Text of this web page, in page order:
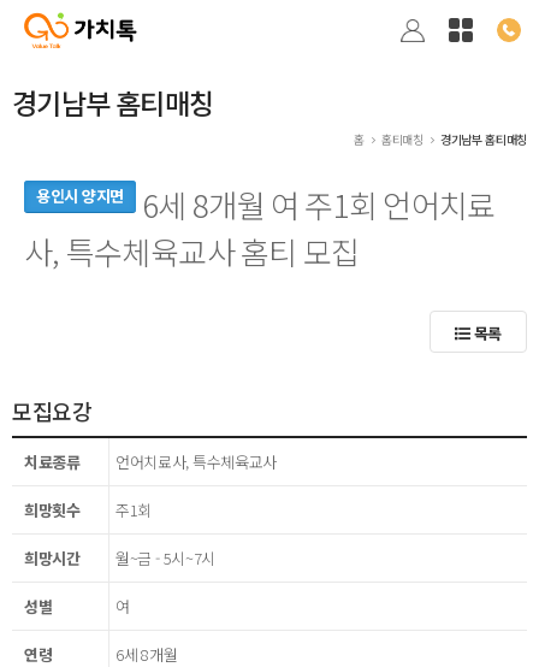
경기남부 홈티매칭
홈 홈티매칭 경기남부 홈티매칭
용인시 양지면
6세 8개월 여 주1회 언어치료
사, 특수체육교사 홈티 모집
목록
모집요강
치료종류 언어치료사, 특수체육교사
희망횟수 주1회
희망시간 월~금 - 5시~7시
성별 여
연령 6세 8개월